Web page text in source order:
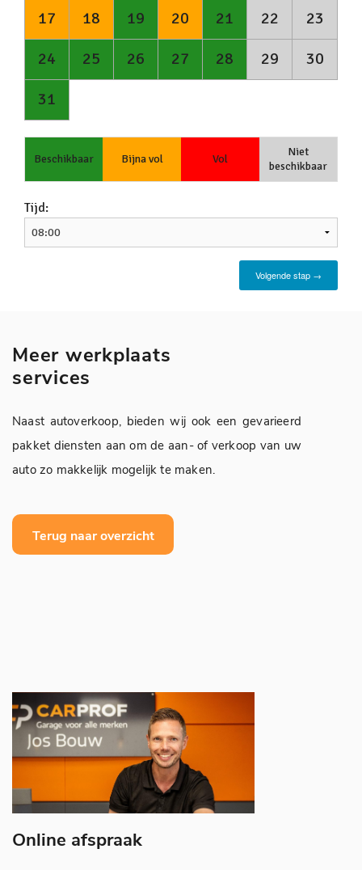
Meer werkplaats
services
Naast autoverkoop, bieden wij ook een gevarieerd
pakket diensten aan om de aan- of verkoop van uw
auto zo makkelijk mogelijk te maken.
Terug naar overzicht
Online afspraak